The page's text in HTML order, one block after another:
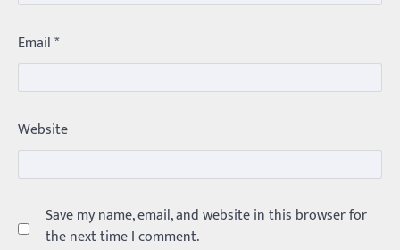
Email*
Website
Save my name, email, and website in this browser for
the next time I comment.
4
అందంగా ఉంటారనే నానుడి…
5
మండుతున్న నోర్లు
ప్రమాదం చోటుచేసుకుంది. ఝాన్సీ–కాన్పూర్ జాతీయ
రహదారిపై వేల సంఖ్యలో బీరు…